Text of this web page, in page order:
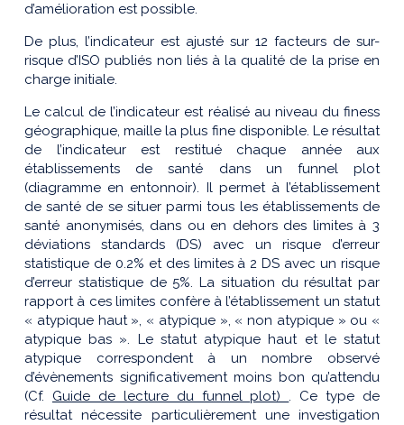
d’amélioration est possible.
De plus, l’indicateur est ajusté sur 12 facteurs de sur-
risque d’ISO publiés non liés à la qualité de la prise en
charge initiale.
Le calcul de l’indicateur est réalisé au niveau du finess
géographique, maille la plus fine disponible. Le résultat
de l’indicateur est restitué chaque année aux
établissements de santé dans un funnel plot
(diagramme en entonnoir). Il permet à l’établissement
de santé de se situer parmi tous les établissements de
santé anonymisés, dans ou en dehors des limites à 3
déviations standards (DS) avec un risque d’erreur
statistique de 0.2% et des limites à 2 DS avec un risque
d’erreur statistique de 5%. La situation du résultat par
rapport à ces limites confère à l’établissement un statut
« atypique haut », « atypique », « non atypique » ou «
atypique bas ». Le statut atypique haut et le statut
atypique correspondent à un nombre observé
d’évènements significativement moins bon qu’attendu
(Cf. Guide de lecture du funnel plot). Ce type de
résultat nécessite particulièrement une investigation